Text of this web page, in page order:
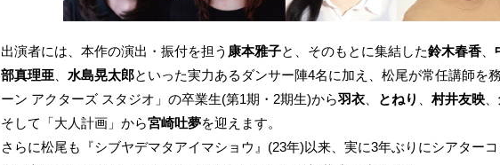
出演者には、本作の演出・振付を担う 康本雅子と、そのもとに集結した鈴木春香
部真理亜
水島晃太郎といった実力あるダンサー陣4名に加え、松尾が常任講師を
ーン アクターズ スタジオ」の卒業生(第1期・2期生)から羽衣 とねり 、村井友映
そして「大人計画」から宮崎吐夢を迎えます。
さらに松尾も『シブヤデマタアイマショウ』(23年)以来、実に3年ぶりにシアター